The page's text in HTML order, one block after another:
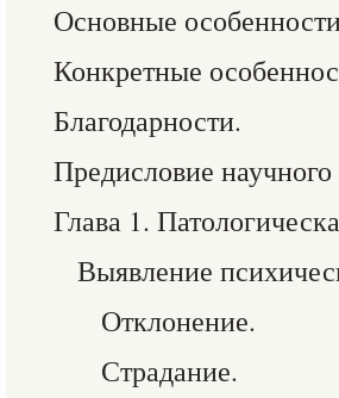
Основные
Конкретные
Благодарности.
Предисловие научного
Глава 1.
Выявление
Отклонение.
Страдание.